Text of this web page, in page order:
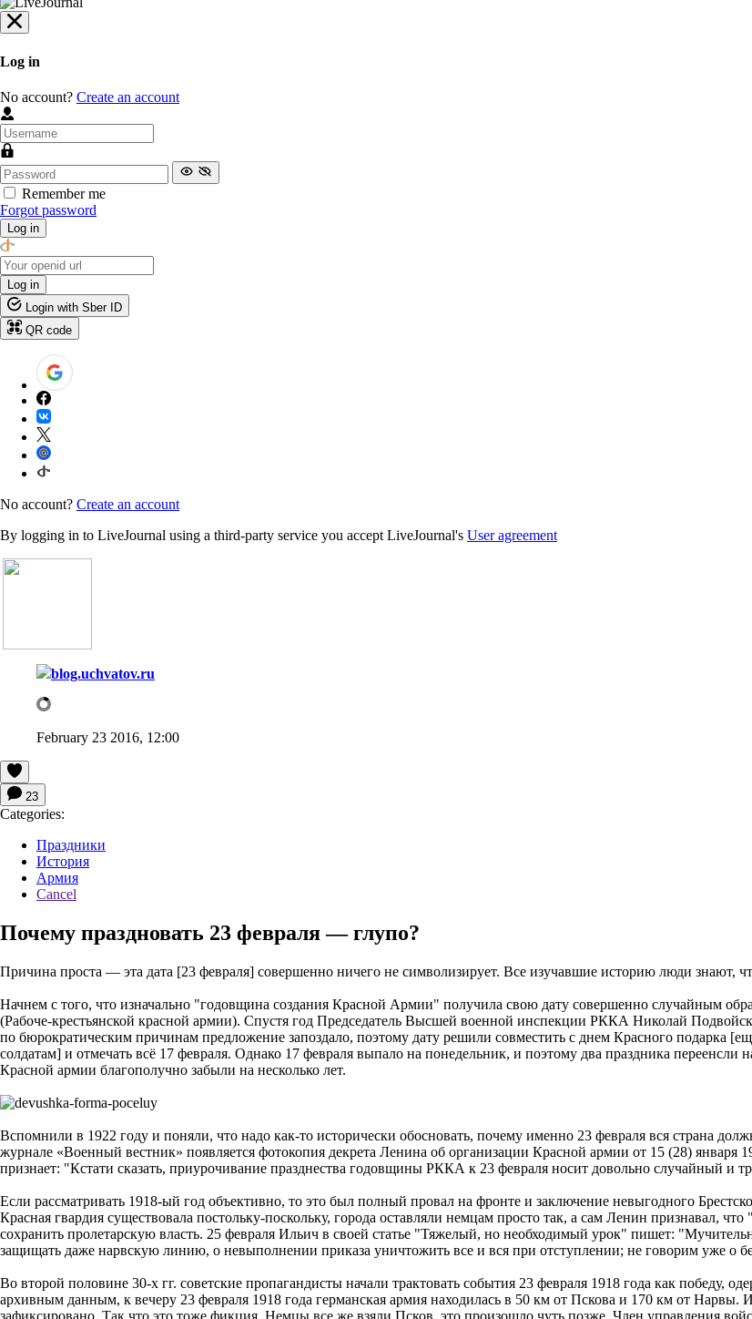
Log in
No account? Create an account
Remember me
Forgot password
Log in
Log in
Login with Sber ID
QR code
No account? Create an account
By logging in to LiveJournal using a third-party service you accept LiveJournal's User agreement
blog.uchvatov.ru
February 23 2016, 12:00
23
Categories:
Праздники
История
Армия
Cancel
Почему праздновать 23 февраля — глупо?
Причина проста — эта дата [23 февраля] совершенно ничего не символизирует. Все изучавшие историю люди знают,
Начнем с того, что изначально "годовщина создания Красной Армии" получила свою дату совершенно случайным
(Рабоче-крестьянской красной армии). Спустя год Председатель Высшей военной инспекции РККА Николай
по бюрократическим причинам предложение запоздало, поэтому дату решили совместить с днем Красного подарка
солдатам] и отмечать всё 17 февраля. Однако 17 февраля выпало на понедельник, и поэтому два праздника
Красной армии благополучно забыли на несколько лет.
Вспомнили в 1922 году и поняли, что надо как-то исторически обосновать, почему именно 23 февраля вся страна
журнале «Военный вестник» появляется фотокопия декрета Ленина об организации Красной армии от 15 (28) января
признает: "Кстати сказать, приурочивание празднества годовщины РККА к 23 февраля носит довольно случайный и
Если рассматривать 1918-ый год объективно, то это был полный провал на фронте и заключение невыгодного
Красная гвардия существовала постольку-поскольку, города оставляли немцам просто так, а сам Ленин признавал,
сохранить пролетарскую власть. 25 февраля Ильич в своей статье "Тяжелый, но необходимый урок" пишет:
защищать даже нарвскую линию, о невыполнении приказа уничтожить все и вся при отступлении; не говорим уже о
Во второй половине 30-х гг. советские пропагандисты начали трактовать события 23 февраля 1918 года как
архивным данным, к вечеру 23 февраля 1918 года германская армия находилась в 50 км от Пскова и 170 км от Нарвы.
зафиксировано. Так что это тоже фикция. Немцы все же взяли Псков, это произошло чуть позже. Член управления